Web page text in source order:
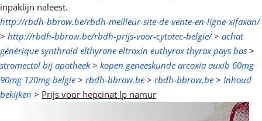
inpaklijn naleest.
http://rbdh-bbrow.be/rbdh-meilleur-site-de-vente-en-ligne-xifaxan/
> http://rbdh-bbrow.be/rbdh-prijs-voor-cytotec-belgie/> achat
générique synthroid elthyrone eltroxin euthyrox thyrax pays bas >
stromectol bij apotheek> kopen geneeskunde arcoxia auxib 60mg
90mg 120mg belgie > rbdh-bbrow.be > rbdh-bbrow.be > Inhoud
bekijken > Prijs voor hepcinat lp namur